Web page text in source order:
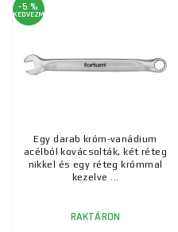
-5 %
KEDVEZMÉNY
Egy darab króm-vanádium
acélból kovácsolták, két réteg
nikkel és egy réteg krómmal
kezelve ...
RAKTÁRON